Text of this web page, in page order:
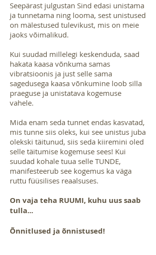
Seepärast julgustan Sind edasi unistama
ja tunnetama ning looma, sest unistused
on mälestused tulevikust, mis on meie
jaoks võimalikud.
Kui suudad millelegi keskenduda, saad
hakata kaasa võnkuma samas
vibratsioonis ja just selle sama
sagedusega kaasa võnkumine loob silla
praeguse ja unistatava kogemuse
vahele.
Mida enam seda tunnet endas kasvatad,
mis tunne siis oleks, kui see unistus juba
olekski täitunud, siis seda kiiremini oled
selle täitumise kogemuse sees! Kui
suudad kohale tuua selle TUNDE,
manifesteerub see kogemus ka väga
ruttu füüsilises reaalsuses.
On vaja teha RUUMI, kuhu uus saab
tulla...
Õnnitlused ja õnnistused!